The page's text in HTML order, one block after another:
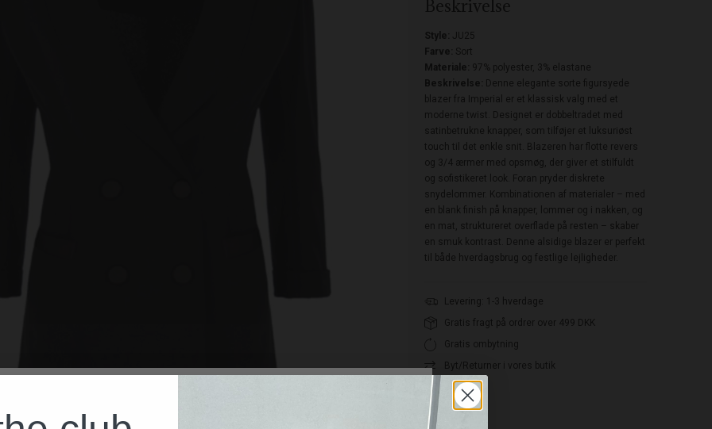
Beskrivelse
Style:
JU25
Farve: Sort
Materiale: 97% polyester, 3% elastane
Beskrivelse:
Denne elegante sorte figursyede
blazer fra Imperial er et klassisk valg med et
moderne twist. Designet er dobbeltradet med
satinbetrukne knapper, som tilføjer et luksuriøst
touch til det enkle snit. Blazeren har flotte revers
og 3/4 ærmer med opsmøg, der giver et stilfuldt
og sofistikeret look. Foran pryder diskrete
snydelommer. Kombinationen af materialer – med
en blank finish på knapper, lommer og i nakken, og
en mat, struktureret overflade på resten – skaber
en smuk kontrast. Denne alsidige blazer er perfekt
til både hverdagsbrug og festlige lejligheder.
Levering: 1-3 hverdage
Gratis fragt på ordrer over 499 DKK
Gratis ombytning
Byt/Returner i vores butik